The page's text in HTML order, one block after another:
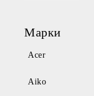
Марки
Acer
Aiko